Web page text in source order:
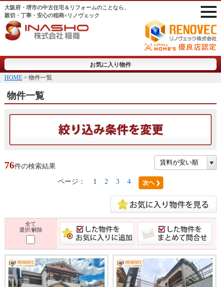
大阪府・堺市の中古住宅＆リフォームのことなら、
親切・丁寧・安心の稲商×リノヴェック
お気に入り物件
HOME> 物件一覧
物件一覧
76件の検索結果
ページ：
1 2 3 4
全て
選択/解除